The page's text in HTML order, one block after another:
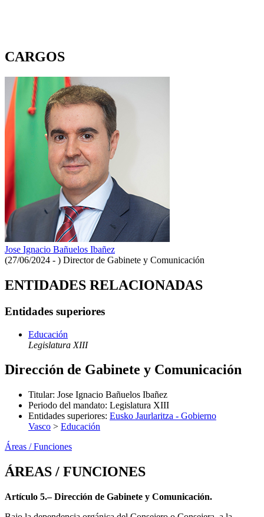
CARGOS
Jose Ignacio Bañuelos Ibañez
(27/06/2024 - ) Director de Gabinete y Comunicación
ENTIDADES RELACIONADAS
Entidades superiores
Educación
Legislatura XIII
Dirección de Gabinete y Comunicación
Titular: Jose Ignacio Bañuelos Ibañez
Periodo del mandato: Legislatura XIII
Entidades superiores: Eusko Jaurlaritza - Gobierno
Vasco > Educación
Áreas / Funciones
ÁREAS / FUNCIONES
Artículo 5.– Dirección de Gabinete y Comunicación.